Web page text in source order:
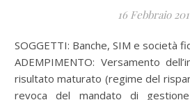
16 Febbraio
SOGGETTI: Banche, SIM e società
ADEMPIMENTO: Versamento
risultato maturato (regime del
revoca del mandato di